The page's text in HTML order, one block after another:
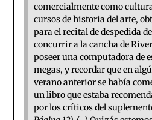
comercialmente como
cursos de historia del arte,
para el recital de despedida
concurrir a la cancha de
poseer una computadora de
megas, y recordar que en
verano anterior se había
un libro que estaba
por los críticos del